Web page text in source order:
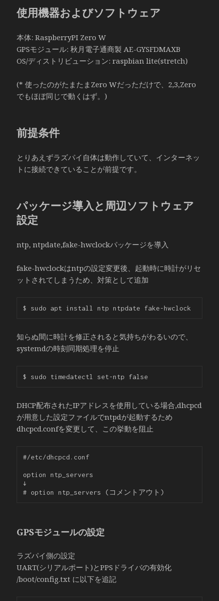
使用機器およびソフトウェア
本体: RaspberryPI Zero W
GPSモジュール: 秋月電子通商製 AE-GYSFDMAXB
OS/ディストリビューション: raspbian lite(stretch)
(* 使ったのがたまたまZero Wだっただけで、2,3,Zero
でもほぼ同じで動くはず。)
前提条件
とりあえずラズパイ自体は動作していて、インターネッ
トに接続できていることが前提です。
パッケージ導入と周辺ソフトウェア
設定
ntp, ntpdate,fake-hwclockパッケージを導入
fake-hwclockはntpの設定変更後、起動時に時計がリセ
ットされてしまうため、対策として追加
知らぬ間に時計を修正されると気持ちがわるいので、
systemdの時刻同期処理を停止
DHCP配布されたIPアドレスを使用している場合,dhcpcd
が用意した設定ファイルでntpdが起動するため
dhcpcd.confを変更して、この挙動を阻止
#/etc/dhcpcd.conf
option ntp_servers
↓
GPSモジュールの設定
ラズパイ側の設定
UART(シリアルポート)とPPSドライバの有効化
/boot/config.txt に以下を追記